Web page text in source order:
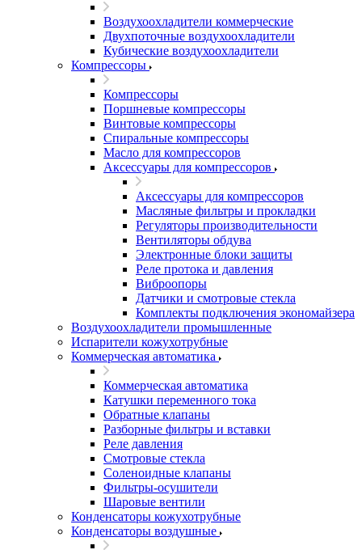
Воздухоохладители коммерческие
Двухпоточные воздухоохладители
Кубические воздухоохладители
Компрессоры
Компрессоры
Поршневые компрессоры
Винтовые компрессоры
Спиральные компрессоры
Масло для компрессоров
Аксессуары для компрессоров
Аксессуары для компрессоров
Масляные фильтры и прокладки
Регуляторы производительности
Вентиляторы обдува
Электронные блоки защиты
Реле протока и давления
Виброопоры
Датчики и смотровые стекла
Комплекты подключения экономайзера
Воздухоохладители промышленные
Испарители кожухотрубные
Коммерческая автоматика
Коммерческая автоматика
Катушки переменного тока
Обратные клапаны
Разборные фильтры и вставки
Реле давления
Смотровые стекла
Соленоидные клапаны
Фильтры-осушители
Шаровые вентили
Конденсаторы кожухотрубные
Конденсаторы воздушные